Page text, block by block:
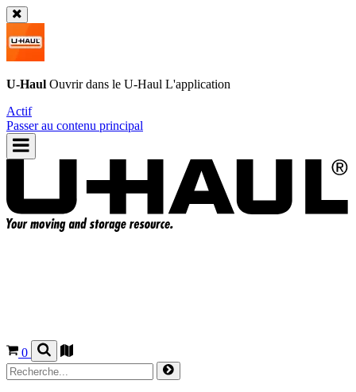
U-Haul Ouvrir dans le U-Haul L'application
Actif
Passer au contenu principal
0